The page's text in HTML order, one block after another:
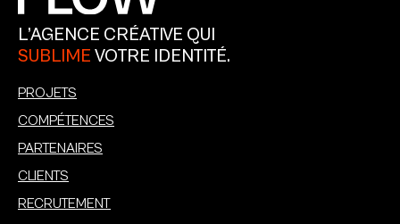
L’AGENCE CRÉATIVE QUI
SUBLIME VOTRE IDENTITÉ.
PROJETS
COMPÉTENCES
PARTENAIRES
CLIENTS
RECRUTEMENT